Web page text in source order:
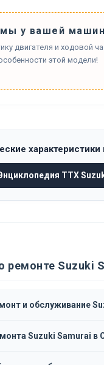
у вашей
двигателя и ходовой
этой модели!
ТТХ
ремонте Suzuki
и обслуживание
Suzuki Samurai в